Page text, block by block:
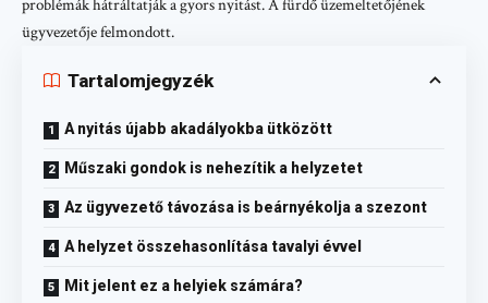
problémák hátráltatják a gyors nyitást. A fürdő üzemeltetőjének
ügyvezetője felmondott.
Tartalomjegyzék
A nyitás újabb akadályokba ütközött
Műszaki gondok is nehezítik a helyzetet
Az ügyvezető távozása is beárnyékolja a szezont
A helyzet összehasonlítása tavalyi évvel
Mit jelent ez a helyiek számára?